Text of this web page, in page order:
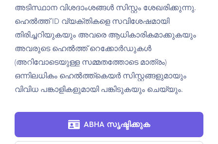
അടിസ്ഥാന വിശദാംശങ്ങൾ സിസ്റ്റം ശേഖരിക്കുന്നു.
ഹെൽത്ത് ID വ്യക്തികളെ സവിശേഷമായി
തിരിച്ചറിയുകയും അവരെ ആധികാരികമാക്കുകയും
അവരുടെ ഹെൽത്ത് റെക്കോർഡുകൾ
(അറിവോടെയുള്ള സമ്മതത്തോടെ മാത്രം)
ഒന്നിലധികം ഹെൽത്ത്കെയർ സിസ്റ്റങ്ങളുമായും
വിവിധ പങ്കാളികളുമായി പങ്കിടുകയും ചെയ്യും.
ABHA സൃഷ്ടിക്കുക